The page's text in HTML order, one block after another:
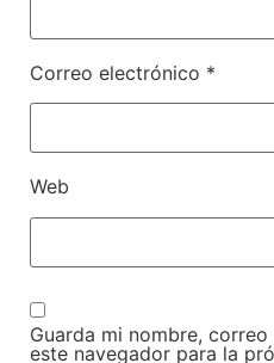
Correo electrónico *
Web
Guarda mi nombre,
este navegador para la